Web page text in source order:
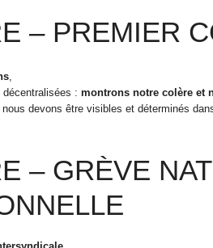
– PREMIER
,
: montrons notre colère et
nous devons être visibles et déterminés
– GRÈVE